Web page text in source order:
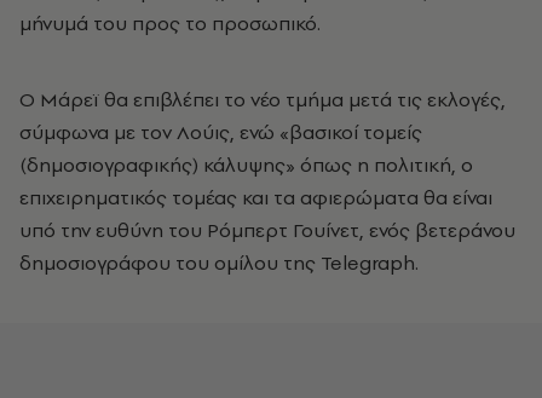
μήνυμά του προς το προσωπικό.
Ο Μάρεϊ θα επιβλέπει το νέο τμήμα μετά τις εκλογές,
σύμφωνα με τον Λούις, ενώ «βασικοί τομείς
(δημοσιογραφικής) κάλυψης» όπως η πολιτική, ο
επιχειρηματικός τομέας και τα αφιερώματα θα είναι
υπό την ευθύνη του Ρόμπερτ Γουίνετ, ενός βετεράνου
δημοσιογράφου του ομίλου της Telegraph.